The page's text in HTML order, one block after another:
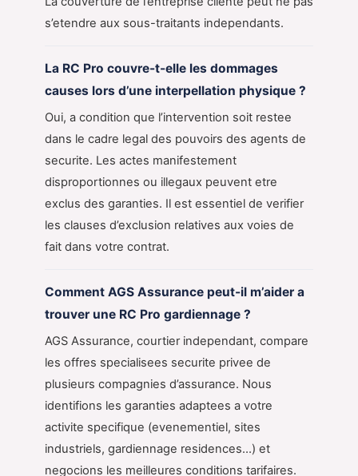
s’etendre aux sous-traitants independants.
La RC Pro couvre-t-elle les dommages
causes lors d’une interpellation physique ?
Oui, a condition que l’intervention soit restee
dans le cadre legal des pouvoirs des agents de
securite. Les actes manifestement
disproportionnes ou illegaux peuvent etre
exclus des garanties. Il est essentiel de verifier
les clauses d’exclusion relatives aux voies de
fait dans votre contrat.
Comment AGS Assurance peut-il m’aider a
trouver une RC Pro gardiennage ?
AGS Assurance, courtier independant, compare
les offres specialisees securite privee de
plusieurs compagnies d’assurance. Nous
identifions les garanties adaptees a votre
activite specifique (evenementiel, sites
industriels, gardiennage residences…) et
negocions les meilleures conditions tarifaires.